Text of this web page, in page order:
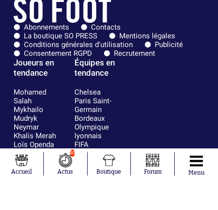
Abonnements
Contacts
La boutique SO PRESS
Mentions légales
Conditions générales d'utilisation
Publicité
Consentement RGPD
Recrutement
Joueurs en
tendance
Mohamed
Salah
Mykhailo
Mudryk
Neymar
Khalis Merah
Loïs Openda
Moussa
Niakhaté
Nicolás
Équipes en
tendance
Chelsea
Paris Saint-
Germain
Bordeaux
Olympique
lyonnais
FIFA
Real Madrid
RC Strasbourg
AC Milan
Accueil
10
Actus Boutique Forum Menu